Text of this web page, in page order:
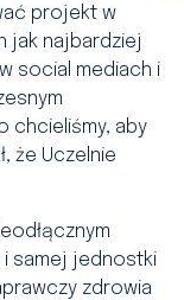
projekt w
jak najbardziej
social mediach i
chcieliśmy, aby
że Uczelnie
samej jednostki
zdrowia